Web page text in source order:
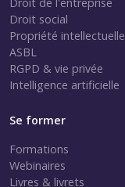
Droit social
Propriété intellectuelle
ASBL
RGPD & vie privée
Intelligence artificielle
Se former
Formations
Webinaires
Livres & livrets